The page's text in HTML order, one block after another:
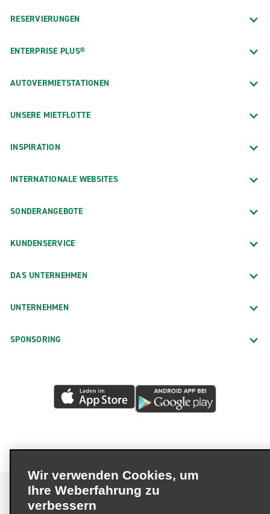
RESERVIERUNGEN
ENTERPRISE PLUS®
AUTOVERMIETSTATIONEN
UNSERE MIETFLOTTE
INSPIRATION
INTERNATIONALE WEBSITES
SONDERANGEBOTE
KUNDENSERVICE
DAS UNTERNEHMEN
UNTERNEHMEN
SPONSORING
Wir verwenden Cookies, um
Ihre Weberfahrung zu
verbessern